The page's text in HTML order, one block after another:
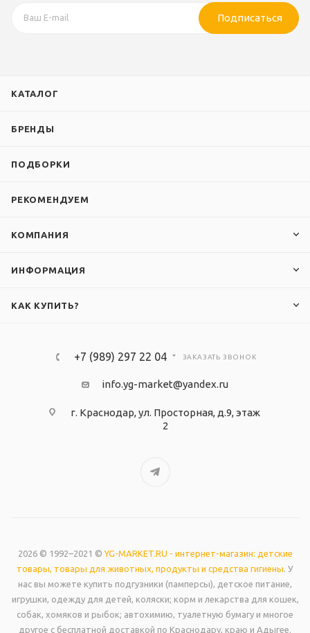
Подписаться
КАТАЛОГ
БРЕНДЫ
ПОДБОРКИ
РЕКОМЕНДУЕМ
КОМПАНИЯ
ИНФОРМАЦИЯ
КАК КУПИТЬ?
+7 (989) 297 22 04 ЗАКАЗАТЬ ЗВОНОК
info.yg-market@yandex.ru
г. Краснодар, ул. Просторная, д.9, этаж
2
2026 © 1992–2021 ©YG-MARKET.RU - интернет-магазин: детские
товары, товары для животных, продукты и средства гигиены. У
нас вы можете купить подгузники (памперсы), детское питание,
игрушки, одежду для детей, коляски; корм и лекарства для кошек,
собак, хомяков и рыбок; автохимию, туалетную бумагу и многое
другое с бесплатной доставкой по Краснодару, краю и Адыгее.